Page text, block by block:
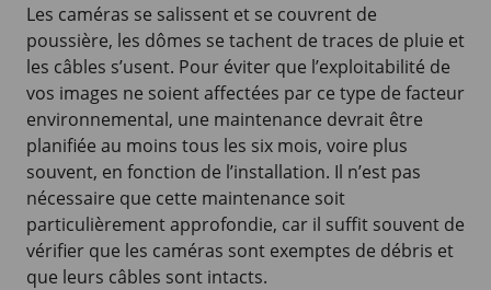
Les caméras se salissent et se couvrent de
poussière, les dômes se tachent de traces de pluie et
les câbles s’usent. Pour éviter que l’exploitabilité de
vos images ne soient affectées par ce type de facteur
environnemental, une maintenance devrait être
planifiée au moins tous les six mois, voire plus
souvent, en fonction de l’installation. Il n’est pas
nécessaire que cette maintenance soit
particulièrement approfondie, car il suffit souvent de
vérifier que les caméras sont exemptes de débris et
que leurs câbles sont intacts.